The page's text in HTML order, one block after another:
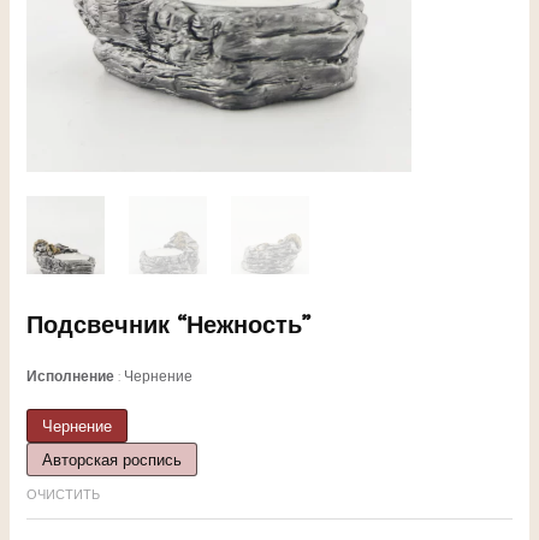
Подсвечник “Нежность”
Исполнение Чернение
Чернение
Авторская роспись
ОЧИСТИТЬ